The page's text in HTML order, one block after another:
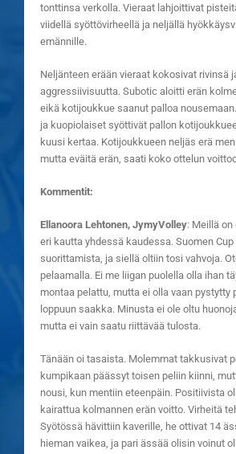
tonttinsa verkolla. Vieraat lahjoittivat
viidellä syöttövirheellä ja neljällä
emännille.
Neljänteen erään vieraat kokosivat rivinsä
aggressiivisuutta. Subotic aloitti erän
eikä kotijoukkue saanut palloa
ja kuopiolaiset syöttivät pallon
kuusi kertaa. Kotijoukkueen neljäs erä
mutta eväitä erän, saati koko ottelun
Kommentit:
Ellanoora Lehtonen, JymyVolley: Meillä
eri kautta yhdessä kaudessa. Suomen Cup
suorittamista, ja siellä oltiin tosi vahvoja.
pelaamalla. Ei me liigan puolella olla ihan
montaa pelattu, mutta ei olla vaan pystytty
loppuun saakka. Minusta ei ole oltu
mutta ei vain saatu riittävää tulosta.
Tänään oi tasaista. Molemmat takkusivat
kumpikaan päässyt toisen peliin kiinni,
nousi, kun mentiin eteenpäin. Positiivista
kairattua kolmannen erän voitto. Virheitä
Syötössä hävittiin kaverille, he ottivat 14
hieman vaikea, ja pari ässää olisin voinut